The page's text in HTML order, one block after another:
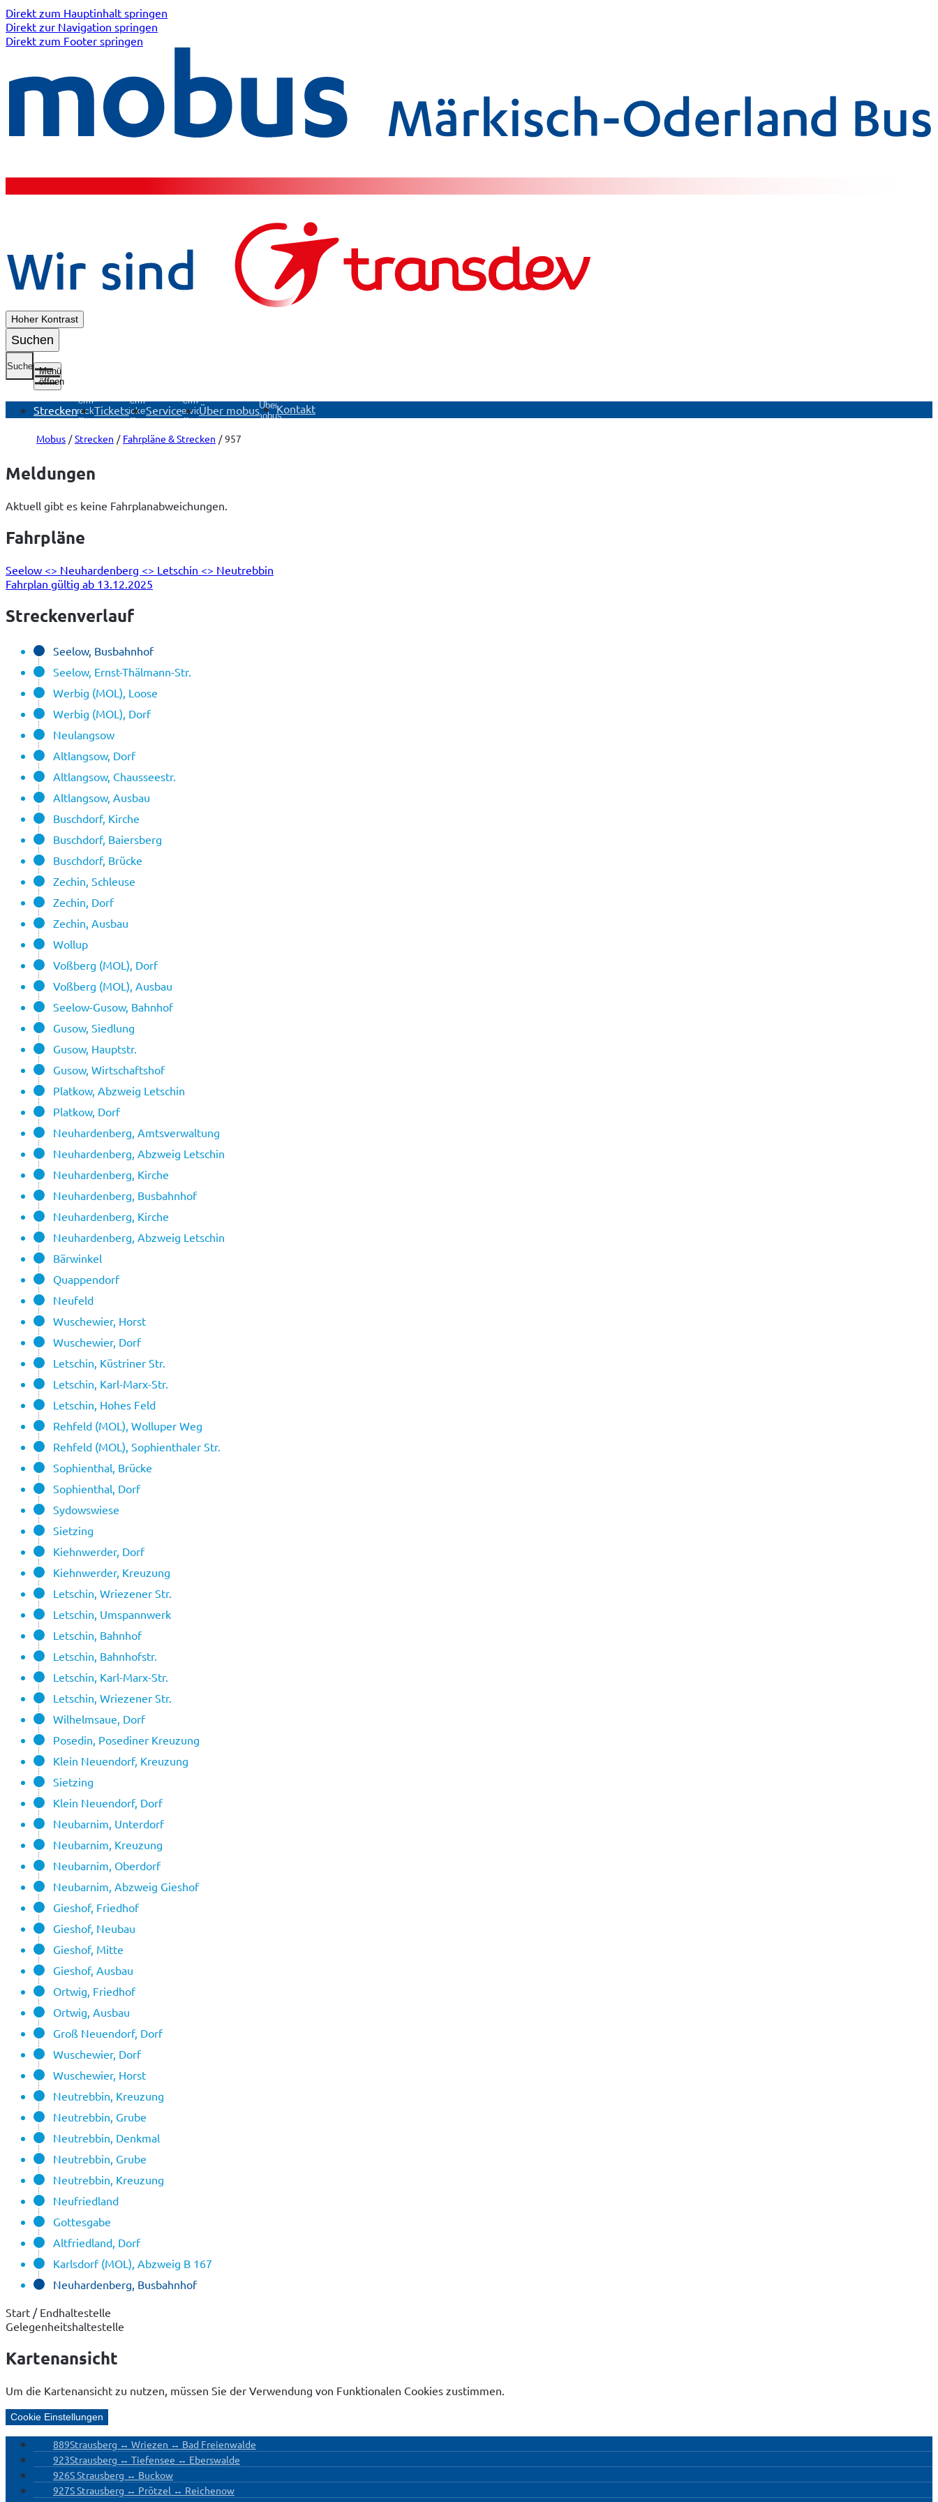
Direkt zum Hauptinhalt springen
Direkt zur Navigation springen
Direkt zum Footer springen
Hoher Kontrast
Suchen
Suche
Menü
öffnen
Strecken
Untermenü
Strecken
öffnen
Tickets
Untermenü
Tickets
öffnen
Service
Untermenü
Service
öffnen
Über mobusÜber
mobus
Kontakt
Mobus Strecken Fahrpläne & Strecken 957
Meldungen
Aktuell gibt es keine Fahrplanabweichungen.
Fahrpläne
Seelow <> Neuhardenberg <> Letschin <> Neutrebbin
Fahrplan gültig ab 13.12.2025
Streckenverlauf
Seelow, Busbahnhof
Seelow, Ernst-Thälmann-Str.
Werbig (MOL), Loose
Werbig (MOL), Dorf
Neulangsow
Altlangsow, Dorf
Altlangsow, Chausseestr.
Altlangsow, Ausbau
Buschdorf, Kirche
Buschdorf, Baiersberg
Buschdorf, Brücke
Zechin, Schleuse
Zechin, Dorf
Zechin, Ausbau
Wollup
Voßberg (MOL), Dorf
Voßberg (MOL), Ausbau
Seelow-Gusow, Bahnhof
Gusow, Siedlung
Gusow, Hauptstr.
Gusow, Wirtschaftshof
Platkow, Abzweig Letschin
Platkow, Dorf
Neuhardenberg, Amtsverwaltung
Neuhardenberg, Abzweig Letschin
Neuhardenberg, Kirche
Neuhardenberg, Busbahnhof
Neuhardenberg, Kirche
Neuhardenberg, Abzweig Letschin
Bärwinkel
Quappendorf
Neufeld
Wuschewier, Horst
Wuschewier, Dorf
Letschin, Küstriner Str.
Letschin, Karl-Marx-Str.
Letschin, Hohes Feld
Rehfeld (MOL), Wolluper Weg
Rehfeld (MOL), Sophienthaler Str.
Sophienthal, Brücke
Sophienthal, Dorf
Sydowswiese
Sietzing
Kiehnwerder, Dorf
Kiehnwerder, Kreuzung
Letschin, Wriezener Str.
Letschin, Umspannwerk
Letschin, Bahnhof
Letschin, Bahnhofstr.
Letschin, Karl-Marx-Str.
Letschin, Wriezener Str.
Wilhelmsaue, Dorf
Posedin, Posediner Kreuzung
Klein Neuendorf, Kreuzung
Sietzing
Klein Neuendorf, Dorf
Neubarnim, Unterdorf
Neubarnim, Kreuzung
Neubarnim, Oberdorf
Neubarnim, Abzweig Gieshof
Gieshof, Friedhof
Gieshof, Neubau
Gieshof, Mitte
Gieshof, Ausbau
Ortwig, Friedhof
Ortwig, Ausbau
Groß Neuendorf, Dorf
Wuschewier, Dorf
Wuschewier, Horst
Neutrebbin, Kreuzung
Neutrebbin, Grube
Neutrebbin, Denkmal
Neutrebbin, Grube
Neutrebbin, Kreuzung
Neufriedland
Gottesgabe
Altfriedland, Dorf
Karlsdorf (MOL), Abzweig B 167
Neuhardenberg, Busbahnhof
Start / Endhaltestelle
Gelegenheitshaltestelle
Kartenansicht
Um die Kartenansicht zu nutzen, müssen Sie der Verwendung von Funktionalen Cookies zustimmen.
Cookie Einstellungen
889Strausberg ↔ Wriezen ↔ Bad Freienwalde
923Strausberg ↔ Tiefensee ↔ Eberswalde
926S Strausberg ↔ Buckow
927S Strausberg ↔ Prötzel ↔ Reichenow